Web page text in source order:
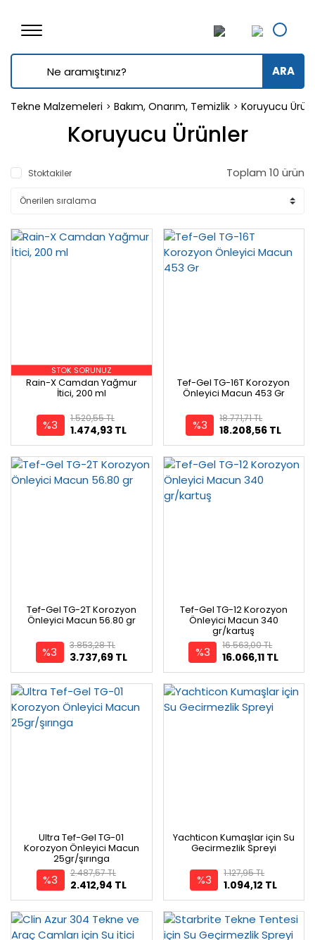
ARA
Tekne Malzemeleri Bakım, Onarım, Temizlik Koruyucu
Koruyucu Ürünler
Stoktakiler Toplam 10 ürün
STOK SORUNUZ
Rain-X Camdan Yağmur
İtici, 200 ml
%3 1.474,93 TL
1.520,55 TL
Tef-Gel TG-16T Korozyon
Önleyici Macun 453 Gr
%3 18.208,56 TL
18.771,71 TL
Tef-Gel TG-2T Korozyon
Önleyici Macun 56.80 gr
%3 3.737,69 TL
3.853,28 TL
Tef-Gel TG-12 Korozyon
Önleyici Macun 340
gr/kartuş
%3 16.066,11 TL
16.563,00 TL
Ultra Tef-Gel TG-01
Korozyon Önleyici Macun
25gr/şırınga
%3 2.412,94 TL
2.487,57 TL
Yachticon Kumaşlar için Su
Gecirmezlik Spreyi
%3 1.094,12 TL
1.127,95 TL